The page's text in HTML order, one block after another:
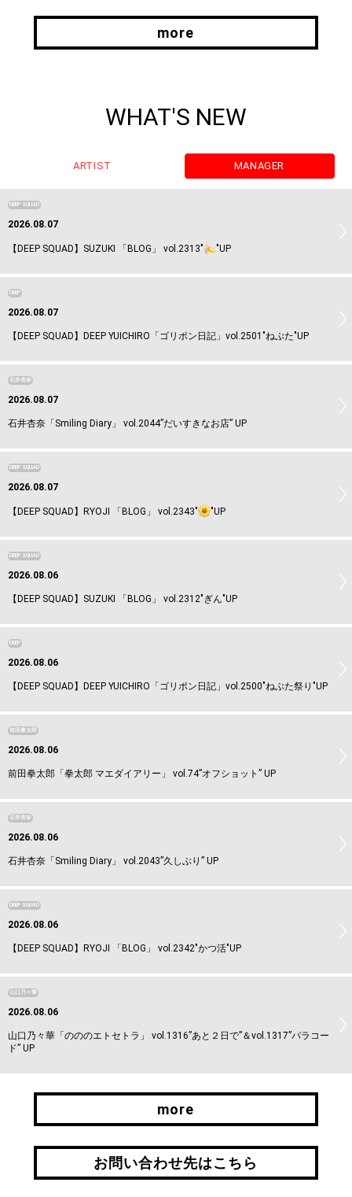
more
WHAT'S NEW
ARTIST MANAGER
DEEP SQUAD
2026.08.07
【DEEP SQUAD】SUZUKI 「BLOG」 vol.2313" "UP
DEEP
2026.08.07
【DEEP SQUAD】DEEP YUICHIRO「ゴリポン日記」vol.2501"ねぷた"UP
石井杏奈
2026.08.07
石井杏奈「Smiling Diary」 vol.2044”だいすきなお店” UP
DEEP SQUAD
2026.08.07
【DEEP SQUAD】RYOJI 「BLOG」 vol.2343" "UP
DEEP SQUAD
2026.08.06
【DEEP SQUAD】SUZUKI 「BLOG」 vol.2312"ぎん"UP
DEEP
2026.08.06
【DEEP SQUAD】DEEP YUICHIRO「ゴリポン日記」vol.2500"ねぶた祭り"UP
前田拳太郎
2026.08.06
前田拳太郎「拳太郎 マエダイアリー」 vol.74”オフショット” UP
石井杏奈
2026.08.06
石井杏奈「Smiling Diary」 vol.2043”久しぶり” UP
DEEP SQUAD
2026.08.06
【DEEP SQUAD】RYOJI 「BLOG」 vol.2342"かつ活"UP
山口乃々華
2026.08.06
山口乃々華「のののエトセトラ」 vol.1316”あと２日で”＆vol.1317”パラコー
ド” UP
more
more
お問い合わせ先はこちら
お問い合わせ先はこちら
引継ぎはこちら